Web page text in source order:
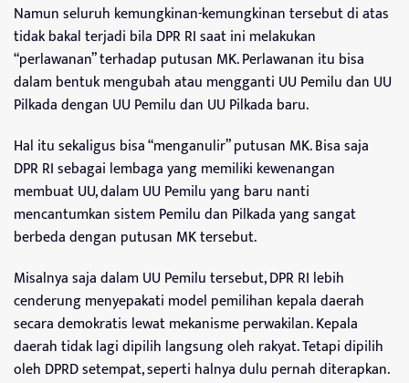
Namun seluruh kemungkinan-kemungkinan tersebut di atas
tidak bakal terjadi bila DPR RI saat ini melakukan
“perlawanan” terhadap putusan MK. Perlawanan itu bisa
dalam bentuk mengubah atau mengganti UU Pemilu dan UU
Pilkada dengan UU Pemilu dan UU Pilkada baru.
Hal itu sekaligus bisa “menganulir” putusan MK. Bisa saja
DPR RI sebagai lembaga yang memiliki kewenangan
membuat UU, dalam UU Pemilu yang baru nanti
mencantumkan sistem Pemilu dan Pilkada yang sangat
berbeda dengan putusan MK tersebut.
Misalnya saja dalam UU Pemilu tersebut, DPR RI lebih
cenderung menyepakati model pemilihan kepala daerah
secara demokratis lewat mekanisme perwakilan. Kepala
daerah tidak lagi dipilih langsung oleh rakyat. Tetapi dipilih
oleh DPRD setempat, seperti halnya dulu pernah diterapkan.